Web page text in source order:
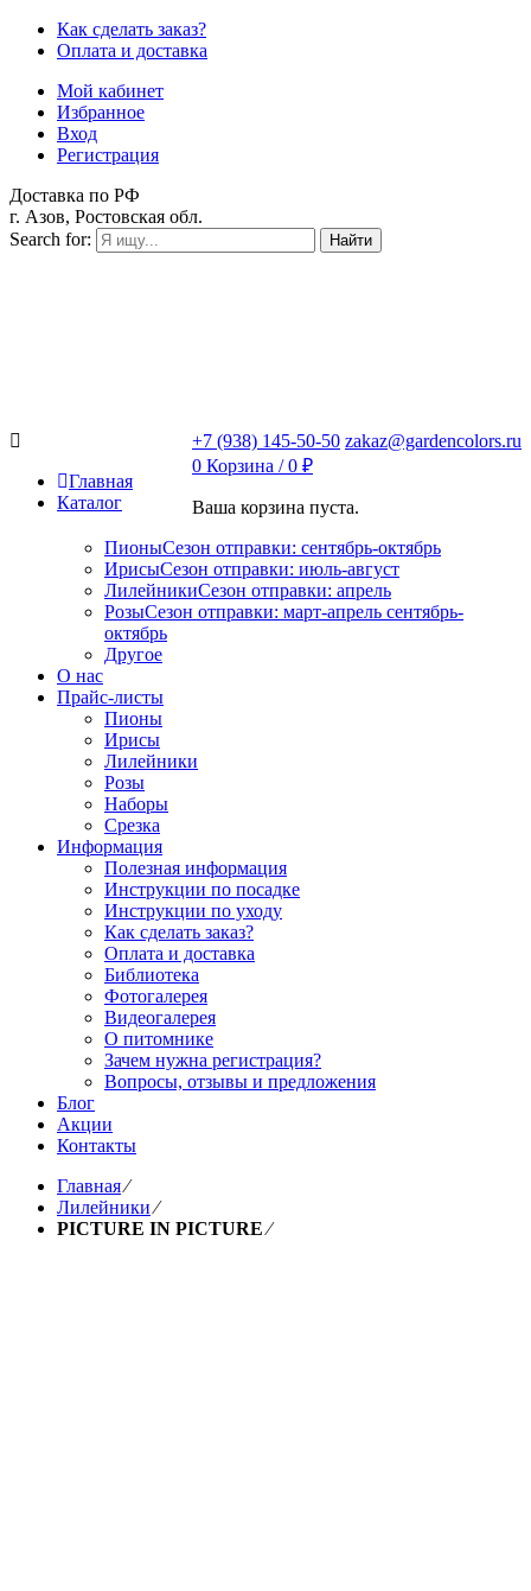
Как сделать заказ?
Оплата и доставка
Мой кабинет
Избранное
Вход
Регистрация
Доставка по РФ
г. Азов, Ростовская обл.
Search for:
Найти
+7 (938) 145-50-50 zakaz@gardencolors.ru
0 Корзина /0 ₽
Ваша корзина пуста.
Главная
Каталог
ПионыСезон отправки: сентябрь-октябрь
ИрисыСезон отправки: июль-август
ЛилейникиСезон отправки: апрель
РозыСезон отправки: март-апрель сентябрь-
октябрь
Другое
О нас
Прайс-листы
Пионы
Ирисы
Лилейники
Розы
Наборы
Срезка
Информация
Полезная информация
Инструкции по посадке
Инструкции по уходу
Как сделать заказ?
Оплата и доставка
Библиотека
Фотогалерея
Видеогалерея
О питомнике
Зачем нужна регистрация?
Вопросы, отзывы и предложения
Блог
Акции
Контакты
Главная⁄
Лилейники⁄
PICTURE IN PICTURE⁄